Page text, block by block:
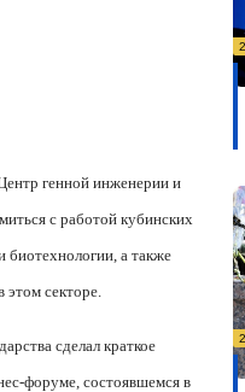
генной инженерии и
с работой кубинских
биотехнологии, а также
этом секторе.
сделал краткое
форуме, состоявшемся в